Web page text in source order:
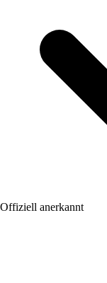
Offiziell anerkannt